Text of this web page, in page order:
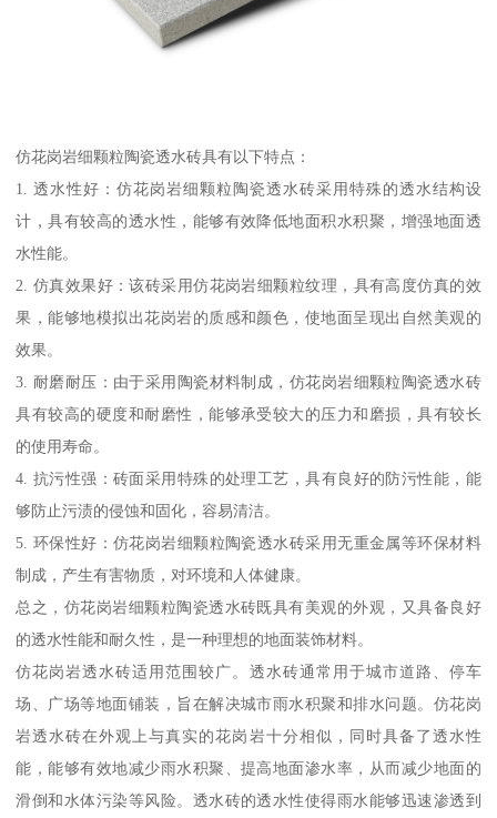
仿花岗岩细颗粒陶瓷透水砖具有以下特点：
1. 透水性好：仿花岗岩细颗粒陶瓷透水砖采用特殊的透水结构设
计，具有较高的透水性，能够有效降低地面积水积聚，增强地面透
水性能。
2. 仿真效果好：该砖采用仿花岗岩细颗粒纹理，具有高度仿真的效
果，能够地模拟出花岗岩的质感和颜色，使地面呈现出自然美观的
效果。
3. 耐磨耐压：由于采用陶瓷材料制成，仿花岗岩细颗粒陶瓷透水砖
具有较高的硬度和耐磨性，能够承受较大的压力和磨损，具有较长
的使用寿命。
4. 抗污性强：砖面采用特殊的处理工艺，具有良好的防污性能，能
够防止污渍的侵蚀和固化，容易清洁。
5. 环保性好：仿花岗岩细颗粒陶瓷透水砖采用无重金属等环保材料
制成，产生有害物质，对环境和人体健康。
总之，仿花岗岩细颗粒陶瓷透水砖既具有美观的外观，又具备良好
的透水性能和耐久性，是一种理想的地面装饰材料。
仿花岗岩透水砖适用范围较广。透水砖通常用于城市道路、停车
场、广场等地面铺装，旨在解决城市雨水积聚和排水问题。仿花岗
岩透水砖在外观上与真实的花岗岩十分相似，同时具备了透水性
能，能够有效地减少雨水积聚、提高地面渗水率，从而减少地面的
滑倒和水体污染等风险。透水砖的透水性使得雨水能够迅速渗透到